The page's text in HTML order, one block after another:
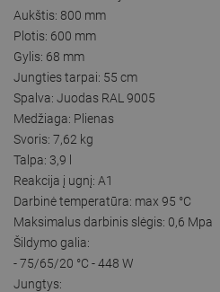
Aukštis: 800 mm
Plotis: 600 mm
Gylis: 68 mm
Jungties tarpai: 55 cm
Spalva: Juodas RAL 9005
Medžiaga: Plienas
Svoris: 7,62 kg
Talpa: 3,9 l
Reakcija į ugnį: A1
Darbinė temperatūra: max 95 °C
Maksimalus darbinis slėgis: 0,6 Mpa
Šildymo galia:
- 75/65/20 °C - 448 W
Jungtys: